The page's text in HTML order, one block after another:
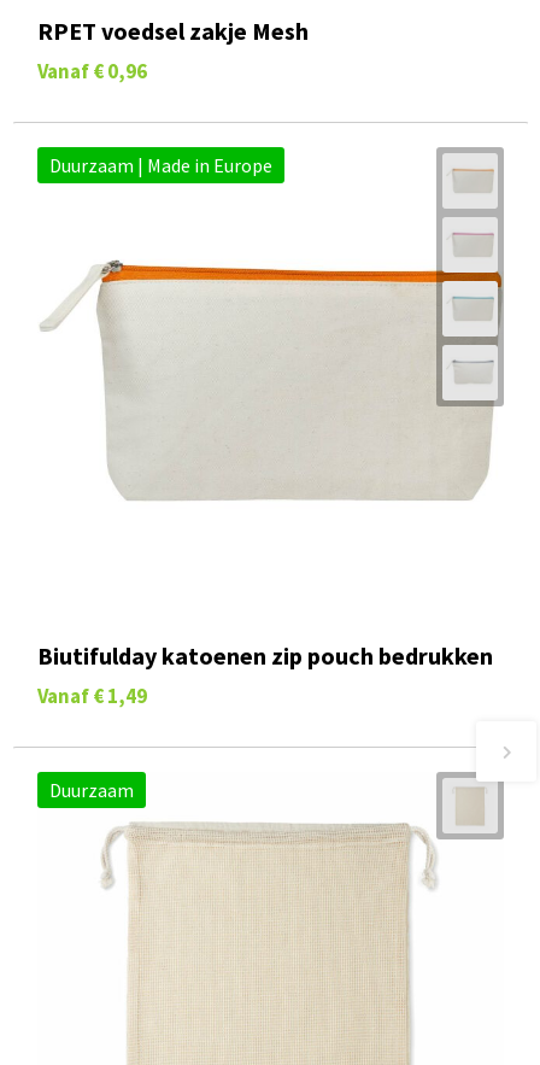
RPET voedsel zakje Mesh
Vanaf € 0,96
Duurzaam | Made in Europe
Biutifulday katoenen zip pouch bedrukken
Vanaf € 1,49
Duurzaam